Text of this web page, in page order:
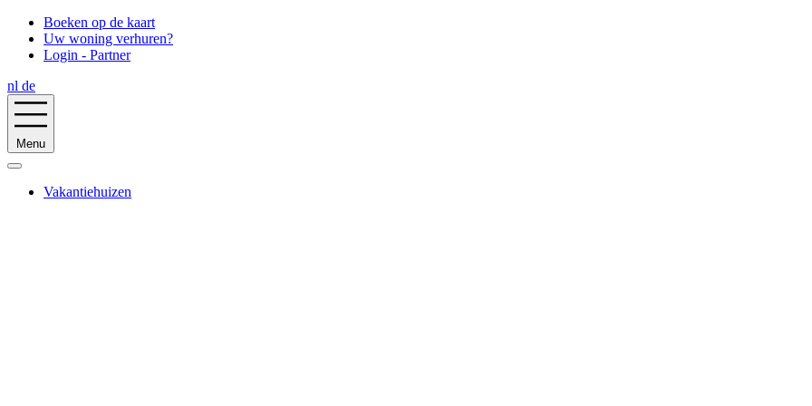
Boeken op de kaart
Uw woning verhuren?
Login - Partner
nl de
Menu
Vakantiehuizen